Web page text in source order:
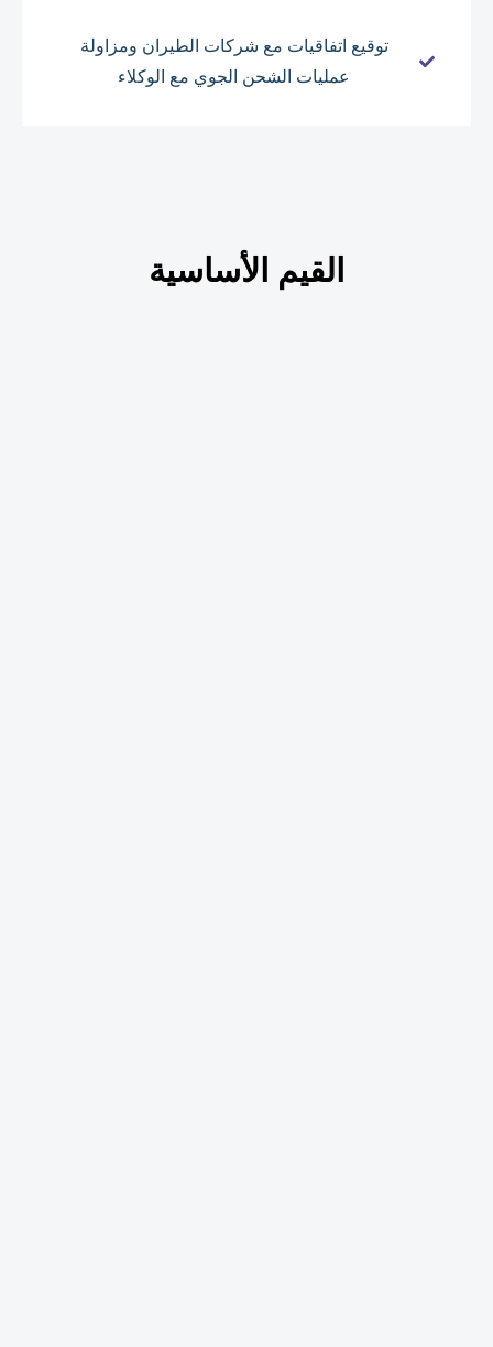
توقيع اتفاقيات مع شركات الطيران ومزاولة
عمليات الشحن الجوي مع الوكلاء
القيم الأساسية